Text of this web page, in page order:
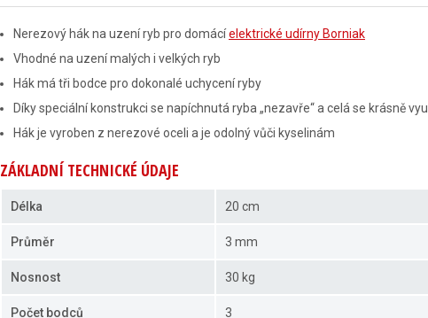
Nerezový hák na uzení ryb pro domácíelektrické udírny Borniak
Vhodné na uzení malých i velkých ryb
Hák má tři bodce pro dokonalé uchycení ryby
Díky speciální konstrukci se napíchnutá ryba „nezavře“ a celá se krásně
Hák je vyroben z nerezové oceli a je odolný vůči kyselinám
ZÁKLADNÍ TECHNICKÉ ÚDAJE
Délka 20 cm
Průměr 3 mm
Nosnost 30 kg
Počet bodců 3